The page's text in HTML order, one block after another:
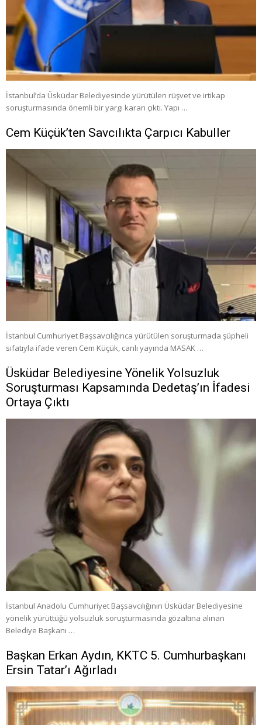
İstanbul’da Üsküdar Belediyesinde yürütülen rüşvet ve irtikap
soruşturmasında önemli bir yargı kararı çıktı. Yapı …
Cem Küçük’ten Savcılıkta Çarpıcı Kabuller
İstanbul Cumhuriyet Başsavcılığınca yürütülen soruşturmada şüpheli
sıfatıyla ifade veren Cem Küçük, canlı yayında MASAK …
Üsküdar Belediyesine Yönelik Yolsuzluk
Soruşturması Kapsamında Dedetaş’ın İfadesi
Ortaya Çıktı
İstanbul Anadolu Cumhuriyet Başsavcılığının Üsküdar Belediyesine
yönelik yürüttüğü yolsuzluk soruşturmasında gözaltına alınan
Belediye Başkanı …
Başkan Erkan Aydın, KKTC 5. Cumhurbaşkanı
Ersin Tatar’ı Ağırladı